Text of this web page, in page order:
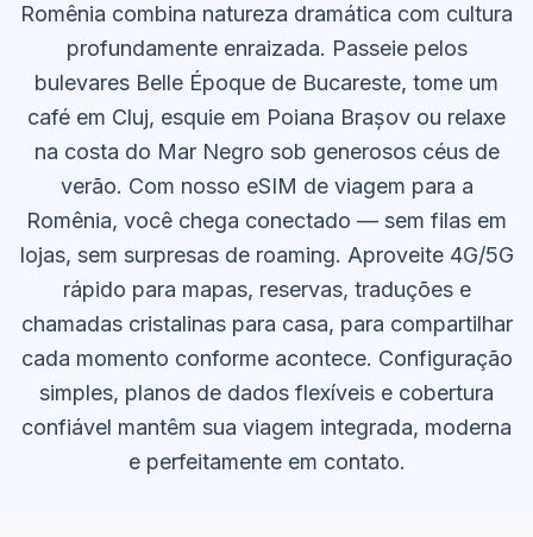
Romênia combina natureza dramática com cultura
profundamente enraizada. Passeie pelos
bulevares Belle Époque de Bucareste, tome um
café em Cluj, esquie em Poiana Brașov ou relaxe
na costa do Mar Negro sob generosos céus de
verão. Com nosso eSIM de viagem para a
Romênia, você chega conectado — sem filas em
lojas, sem surpresas de roaming. Aproveite 4G/5G
rápido para mapas, reservas, traduções e
chamadas cristalinas para casa, para compartilhar
cada momento conforme acontece. Configuração
simples, planos de dados flexíveis e cobertura
confiável mantêm sua viagem integrada, moderna
e perfeitamente em contato.